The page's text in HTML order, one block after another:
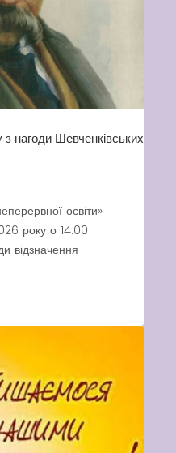
нагоди Шевченківських
освіти»
року о 14.00
відзначення